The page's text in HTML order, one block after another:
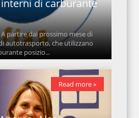
di carburante
partire dal prossimo mese di
autotrasporto, che utilizzano
posizio...
Read more »